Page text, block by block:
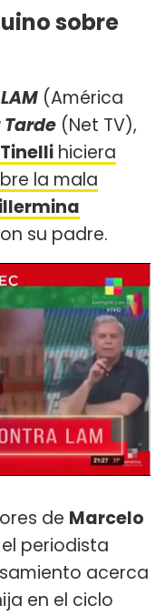
sobre
LAM (América
(Net TV),
hiciera
la mala
su padre.
de Marcelo
periodista
acerca
en el ciclo